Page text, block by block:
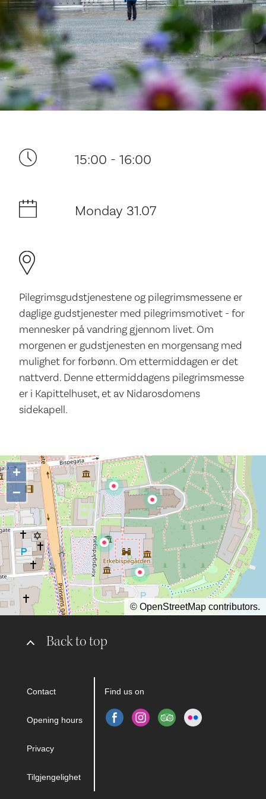
Your visit
The music in the Cathedral
History and architecture
15:00 - 16:00
Monday 31.07
Pilegrimsgudstjenestene og pilegrimsmessene er
daglige gudstjenester med pilegrimsmotivet - for
mennesker på vandring gjennom livet. Om
morgenen er gudstjenesten en morgensang med
mulighet for forbønn. Om ettermiddagen er det
nattverd. Denne ettermiddagens pilegrimsmesse
er i Kapittelhuset, et av Nidarosdomens
sidekapell.
Back to top
Contact
Opening hours
Privacy
Tilgjengelighet
Find us on
+
−
© OpenStreetMap contributors.